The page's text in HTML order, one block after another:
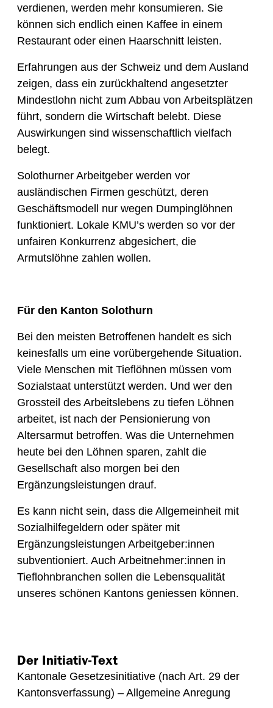
verdienen, werden mehr konsumieren. Sie
können sich endlich einen Kaffee in einem
Restaurant oder einen Haarschnitt leisten.
Erfahrungen aus der Schweiz und dem Ausland
zeigen, dass ein zurückhaltend angesetzter
Mindestlohn nicht zum Abbau von Arbeitsplätzen
führt, sondern die Wirtschaft belebt. Diese
Auswirkungen sind wissenschaftlich vielfach
belegt.
Solothurner Arbeitgeber werden vor
ausländischen Firmen geschützt, deren
Geschäftsmodell nur wegen Dumpinglöhnen
funktioniert. Lokale KMU’s werden so vor der
unfairen Konkurrenz abgesichert, die
Armutslöhne zahlen wollen.
Für den Kanton Solothurn
Bei den meisten Betroffenen handelt es sich
keinesfalls um eine vorübergehende Situation.
Viele Menschen mit Tieflöhnen müssen vom
Sozialstaat unterstützt werden. Und wer den
Grossteil des Arbeitslebens zu tiefen Löhnen
arbeitet, ist nach der Pensionierung von
Altersarmut betroffen. Was die Unternehmen
heute bei den Löhnen sparen, zahlt die
Gesellschaft also morgen bei den
Ergänzungsleistungen drauf.
Es kann nicht sein, dass die Allgemeinheit mit
Sozialhilfegeldern oder später mit
Ergänzungsleistungen Arbeitgeber:innen
subventioniert. Auch Arbeitnehmer:innen in
Tieflohnbranchen sollen die Lebensqualität
unseres schönen Kantons geniessen können.
Der Initiativ-Text
Kantonale Gesetzesinitiative (nach Art. 29 der
Kantonsverfassung) – Allgemeine Anregung